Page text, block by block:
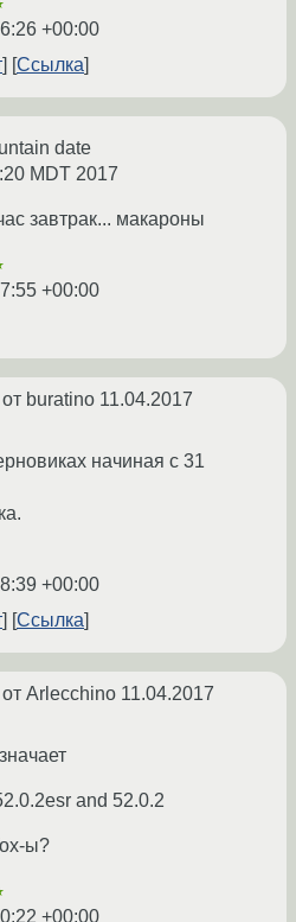
+00:00
Ссылка
date
MDT 2017
завтрак... макароны
+00:00
от buratino 11.04.2017
начиная с 31
+00:00
Ссылка
от Arlecchino 11.04.2017
and 52.0.2
ы?
+00:00